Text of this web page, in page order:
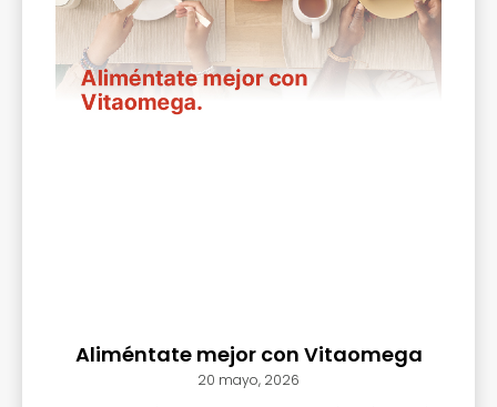
Aliméntate mejor con Vitaomega
20 mayo, 2026